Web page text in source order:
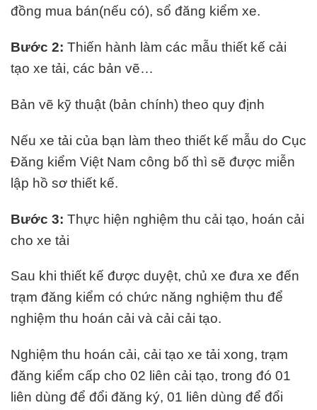
đồng mua bán(nếu có), sổ đăng kiểm xe.
Bước 2: Thiến hành làm các mẫu thiết kế cải
tạo xe tải, các bản vẽ…
Bản vẽ kỹ thuật (bản chính) theo quy định
Nếu xe tải của bạn làm theo thiết kế mẫu do Cục
Đăng kiểm Việt Nam công bố thì sẽ được miễn
lập hồ sơ thiết kế.
Bước 3: Thực hiện nghiệm thu cải tạo, hoán cải
cho xe tải
Sau khi thiết kế được duyệt, chủ xe đưa xe đến
trạm đăng kiểm có chức năng nghiệm thu để
nghiệm thu hoán cải và cải cải tạo.
Nghiệm thu hoán cải, cải tạo xe tải xong, trạm
đăng kiểm cấp cho 02 liên cải tạo, trong đó 01
liên dùng để đổi đăng ký, 01 liên dùng để đổi